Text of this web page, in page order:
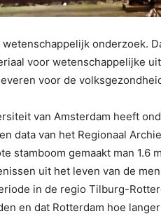
onderzoek.
voor wetenschappelijke
voor de
van Amsterdam heeft
data van het Regionaal
stamboom gemaakt man 1.6
uit het leven van de
in de regio Tilburg-
en dat Rotterdam hoe